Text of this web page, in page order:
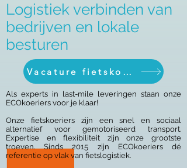
Logistiek verbinden van
bedrijven en lokale
besturen
Vacature fietskoerier
Als experts in last-mile leveringen staan onze
ECOkoeriers voor je klaar!
Onze fietskoeriers zijn een snel en sociaal
alternatief voor gemotoriseerd transport.
Expertise en flexibiliteit zijn onze grootste
troeven. Sinds 2015 zijn ECOkoeriers dé
referentie op vlak van fietslogistiek.